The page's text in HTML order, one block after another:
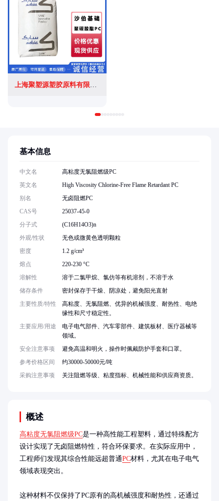
上海聚塑源塑胶原料有限公司
概述
高粘度无氯阻燃级PC是一种高性能工程塑料，通过特殊配方
设计实现了无卤阻燃特性，符合环保要求。在实际应用中，
工程师们发现其综合性能远超普通PC材料，尤其在电子电气
领域表现突出。
这种材料不仅保持了PC原有的高机械强度和耐热性，还通过
基本信息
中文名
高粘度无氯阻燃级PC
英文名
High Viscosity Chlorine-Free Flame Retardant PC
别名
无卤阻燃PC
CAS号
25037-45-0
分子式
(C16H14O3)n
外观/性状
无色或微黄色透明颗粒
密度
1.2 g/cm³
熔点
220-230 °C
溶解性
溶于二氯甲烷、氯仿等有机溶剂，不溶于水
储存条件
密封保存于干燥、阴凉处，避免阳光直射
主要性质/特性
高粘度、无氯阻燃、优异的机械强度、耐热性、电绝
缘性和尺寸稳定性。
主要应用/用途
电子电气部件、汽车零部件、建筑板材、医疗器械等
领域。
安全注意事项
避免高温和明火，操作时佩戴防护手套和口罩。
参考价格区间
约30000-50000元/吨
采购注意事项
关注阻燃等级、粘度指标、机械性能和供应商资质。